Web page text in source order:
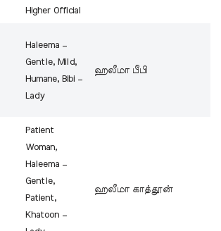
Higher Official
Haleema –
Gentle, Mild,
Humane, Bibi –
Lady
ஹலீமா பீபி
Patient
Woman,
Haleema –
Gentle,
Patient,
Khatoon –
ஹலீமா காத்தூன்